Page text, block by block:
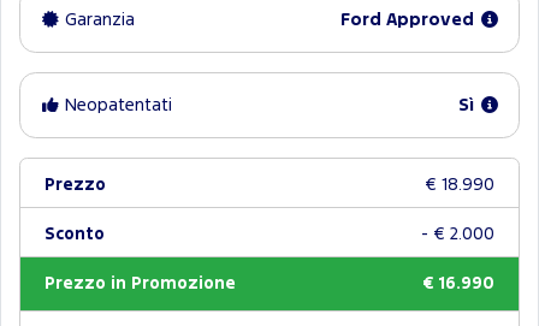
Garanzia Ford Approved
Neopatentati Sì
Prezzo € 18.990
Sconto - € 2.000
Prezzo in Promozione € 16.990